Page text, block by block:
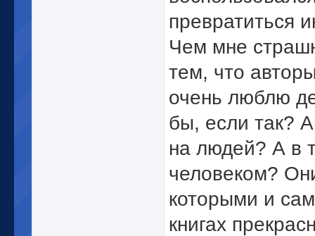
превратиться
Чем мне
тем, что
очень люблю
бы, если так?
на людей? А в
человеком?
которыми и
книгах